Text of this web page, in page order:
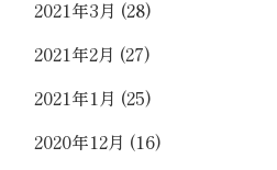
2021年3月 (28)
2021年2月 (27)
2021年1月 (25)
2020年12月 (16)